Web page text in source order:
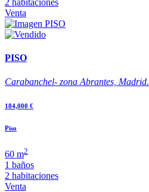
2 habitaciones
Venta
PISO
Carabanchel- zona Abrantes, Madrid.
184,000 €
Piso
60 m2
1 baños
2 habitaciones
Venta